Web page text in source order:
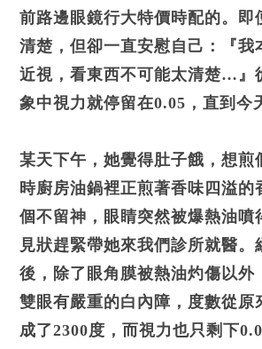
前路邊眼鏡行大特價時配的。即
清楚，但卻一直安慰自己：『我
近視，看東西不可能太清楚…』
象中視力就停留在0.05，直到今
某天下午，她覺得肚子餓，想煎
時廚房油鍋裡正煎著香味四溢的
個不留神，眼睛突然被爆熱油噴
見狀趕緊帶她來我們診所就醫。
後，除了眼角膜被熱油灼傷以外
雙眼有嚴重的白內障，度數從原
成了2300度，而視力也只剩下